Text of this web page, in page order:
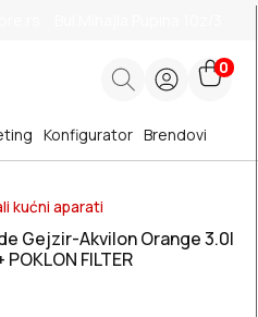
0
Brendovi
Konfigurator
kućni aparati
Gejzir-Akvilon Orange 3.0l
FILTER